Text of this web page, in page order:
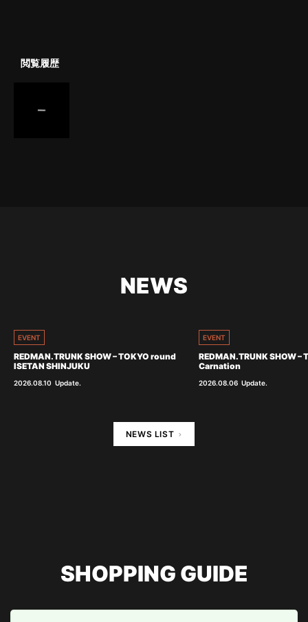
閲覧履歴
NEWS
EVENT
REDMAN.TRUNK SHOW – TOKYO round
ISETAN SHINJUKU
2026.08.10 Update.
EVENT
REDMAN.TRUNK SHOW –
Carnation
2026.08.06 Update.
NEWS LIST
SHOPPING GUIDE